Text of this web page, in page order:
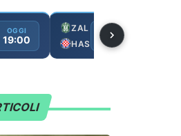
OGGI
19:00
ZAL
HAS
OGGI
19:00